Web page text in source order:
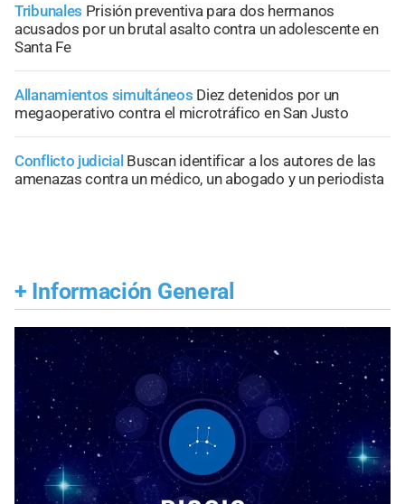
Tribunales Prisión preventiva para dos hermanos
acusados por un brutal asalto contra un adolescente en
Santa Fe
Allanamientos simultáneos Diez detenidos por un
megaoperativo contra el microtráfico en San Justo
Conflicto judicial Buscan identificar a los autores de las
amenazas contra un médico, un abogado y un periodista
+ Información General